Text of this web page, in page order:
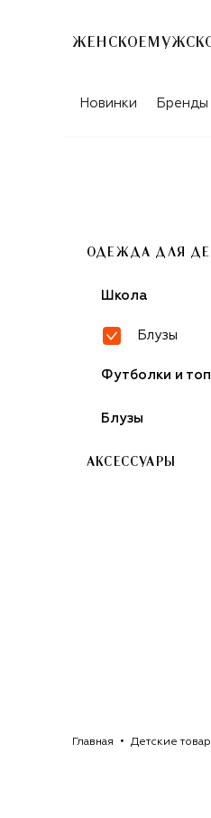
ЖЕНСКОЕ
БЕЛАЯ
Новинки Бренды
ОДЕЖДА ДЛЯ
Школа
Блузы
Футболки и
Блузы
АКСЕССУАРЫ
Главная Детские